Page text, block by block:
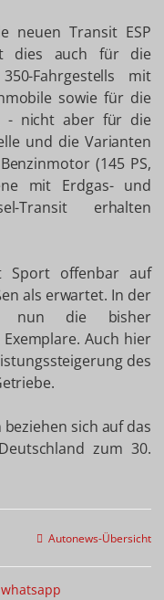
neuen Transit ESP
dies auch für die
Fahrgestells mit
sowie für die
- nicht aber für die
und die Varianten
(145 PS,
mit Erdgas- und
Transit erhalten
Sport offenbar auf
als erwartet. In der
nun die bisher
Auch hier
des
sich auf das
zum 30.
Autonews-Übersicht
whatsapp